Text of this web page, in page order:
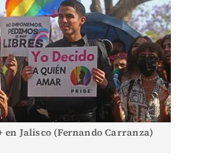
en Jalisco (Fernando Carranza)